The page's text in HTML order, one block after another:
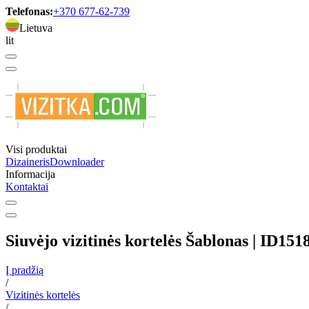
Telefonas:+370 677-62-739
Lietuva
lit
Visi produktai
DizainerisDownloader
Informacija
Kontaktai
Siuvėjo vizitinės kortelės Šablonas |
Į pradžią
/
Vizitinės kortelės